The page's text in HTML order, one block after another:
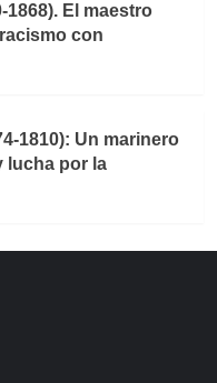
1868). El maestro
con
1810): Un marinero
lucha por la